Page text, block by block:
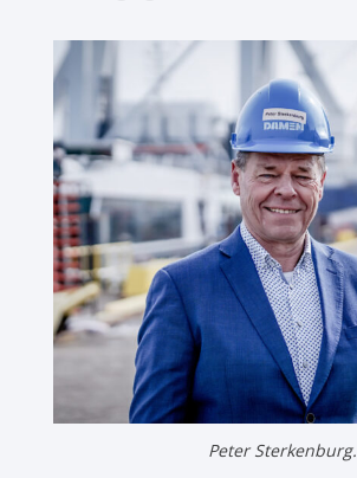
Peter Sterkenburg.